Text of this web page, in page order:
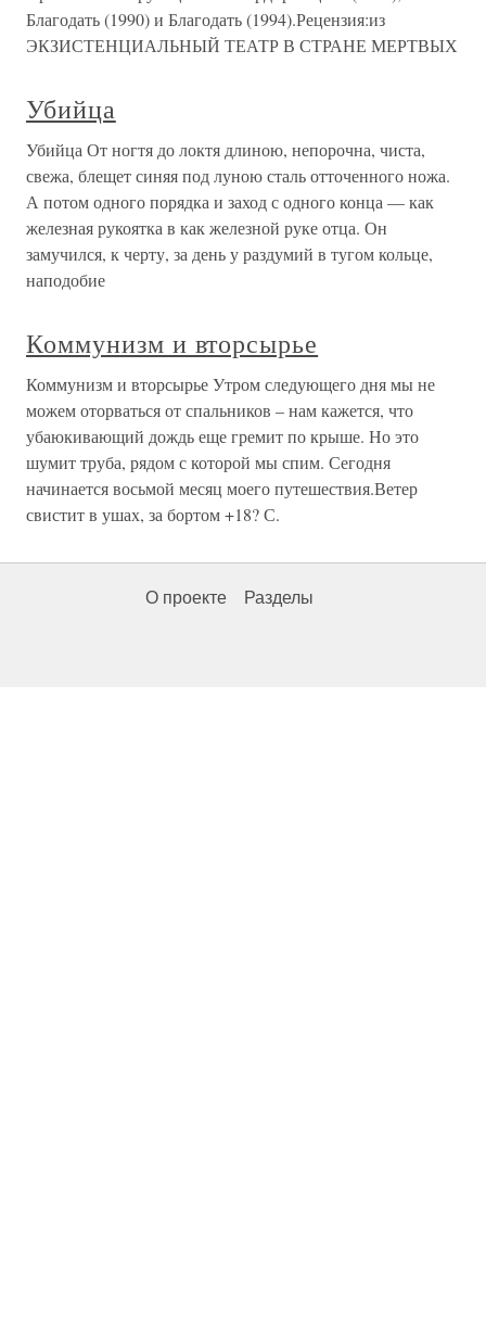
Благодать (1990) и Благодать (1994).Рецензия:из
ЭКЗИСТЕНЦИАЛЬНЫЙ ТЕАТР В СТРАНЕ МЕРТВЫХ
Убийца
Убийца От ногтя до локтя длиною, непорочна, чиста,
свежа, блещет синяя под луною сталь отточенного ножа.
А потом одного порядка и заход с одного конца — как
железная рукоятка в как железной руке отца. Он
замучился, к черту, за день у раздумий в тугом кольце,
наподобие
Коммунизм и вторсырье
Коммунизм и вторсырье Утром следующего дня мы не
можем оторваться от спальников – нам кажется, что
убаюкивающий дождь еще гремит по крыше. Но это
шумит труба, рядом с которой мы спим. Сегодня
начинается восьмой месяц моего путешествия.Ветер
свистит в ушах, за бортом +18? С.
О проекте Разделы